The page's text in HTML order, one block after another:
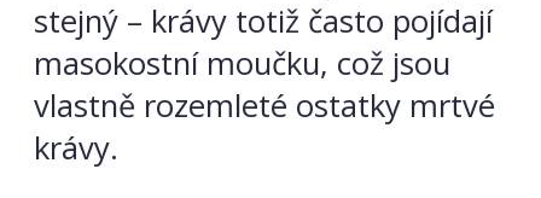
stejný – krávy totiž často pojídají
masokostní moučku, což jsou
vlastně rozemleté ostatky mrtvé
krávy.